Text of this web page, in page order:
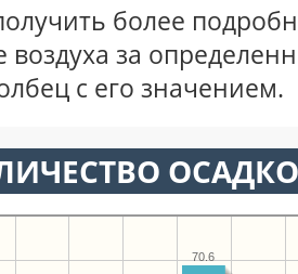
более
воздуха за
с его значением.
70.6